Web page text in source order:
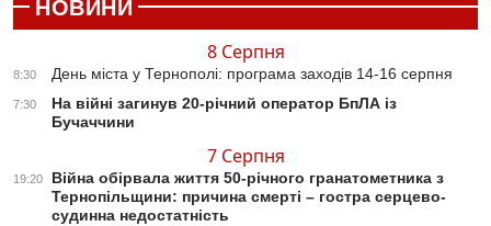
НОВИНИ
8 Серпня
8:30 День міста у Тернополі: програма заходів 14-16 серпня
7:30
На війні загинув 20-річний оператор БпЛА із
Бучаччини
7 Серпня
19:20
Війна обірвала життя 50-річного гранатометника з
Тернопільщини: причина смерті – гостра серцево-
судинна недостатність